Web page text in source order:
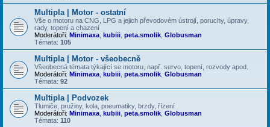
Multipla | Motor - ostatní
Vše o motoru na CNG, LPG a jejich převodovém ústrojí, poruchy, úpravy,
rady, topení a chazení
Moderátoři: Minimaxa kubiii peta.smolik Globusman
Témata: 105
Multipla | Motor - všeobecně
Všeobecná témata týkající se motoru, např. servo, topení, rozvody apod.
Moderátoři: Minimaxa kubiii peta.smolik Globusman
Témata: 92
Multipla | Podvozek
Tlumiče, pružiny, kola, pneumatiky, brzdy, řízení
Moderátoři: Minimaxa kubiii peta.smolik Globusman
Témata: 110